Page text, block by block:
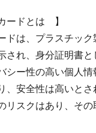
ードとは 】
は、プラスチッ
され、身分証明書
シー性の高い個人
、安全性は高いと
リスクはあり、その